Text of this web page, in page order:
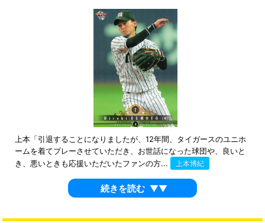
上本「引退することになりましたが、12年間、タイガースのユニホ
ームを着てプレーさせていただき、お世話になった球団や、良いと
き、悪いときも応援いただいたファンの方...
上本博紀
続きを読む ▼▼